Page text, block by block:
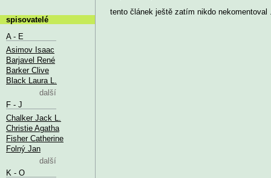
tento článek ještě zatím nikdo nekomentoval
spisovatelé
A - E
Asimov Isaac
Barjavel René
Barker Clive
Black Laura L.
další
F - J
Chalker Jack L.
Christie Agatha
Fisher Catherine
Folný Jan
další
K - O